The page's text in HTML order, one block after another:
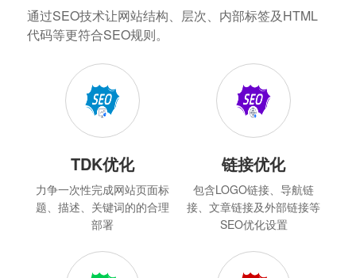
通过SEO技术让网站结构、层次、内部标签及HTML
代码等更符合SEO规则。
TDK优化
力争一次性完成网站页面标
题、描述、关键词的的合理
部署
链接优化
包含LOGO链接、导航链
接、文章链接及外部链接等
SEO优化设置